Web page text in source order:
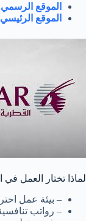
الموقع
الموقع
لماذا تختار العمل
– بيئة عمل
– رواتب